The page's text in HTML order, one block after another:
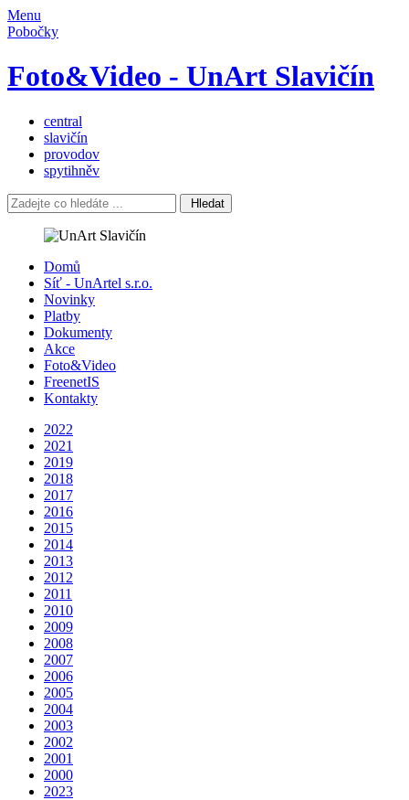
Menu
Pobočky
Foto&Video - UnArt Slavičín
central
slavičín
provodov
spytihněv
Hledat
Domů
Síť - UnArtel s.r.o.
Novinky
Platby
Dokumenty
Akce
Foto&Video
FreenetIS
Kontakty
2022
2021
2019
2018
2017
2016
2015
2014
2013
2012
2011
2010
2009
2008
2007
2006
2005
2004
2003
2002
2001
2000
2023